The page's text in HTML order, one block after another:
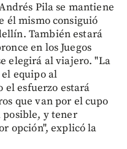
Pila se mantiene
él mismo consiguió
También estará
en los Juegos
elegirá al viajero. "La
equipo al
esfuerzo estará
que van por el cupo
y tener
opción", explicó la